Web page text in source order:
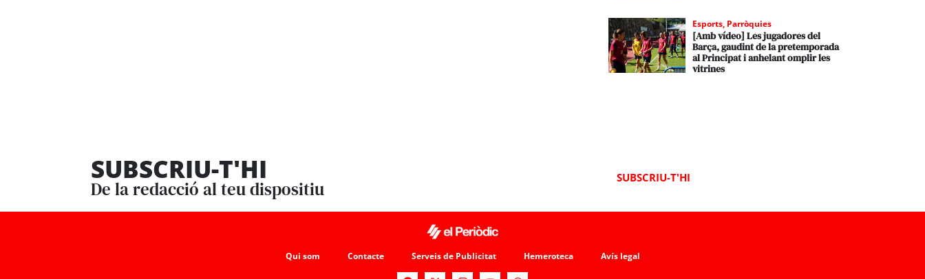
Esports, Parròquies
[Amb vídeo] Les jugadores del
Barça, gaudint de la pretemporada
al Principat i anhelant omplir les
vitrines
SUBSCRIU-T'HI
De la redacció al teu dispositiu
SUBSCRIU-T'HI
Qui som Contacte Serveis de Publicitat Hemeroteca Avís legal